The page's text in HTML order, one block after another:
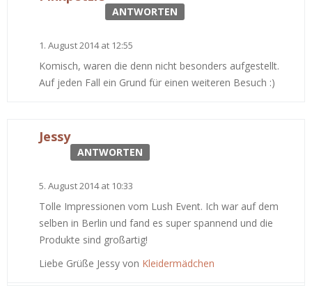
ANTWORTEN
1. August 2014 at 12:55
Komisch, waren die denn nicht besonders aufgestellt.
Auf jeden Fall ein Grund für einen weiteren Besuch :)
Jessy
ANTWORTEN
5. August 2014 at 10:33
Tolle Impressionen vom Lush Event. Ich war auf dem
selben in Berlin und fand es super spannend und die
Produkte sind großartig!
Liebe Grüße Jessy von Kleidermädchen